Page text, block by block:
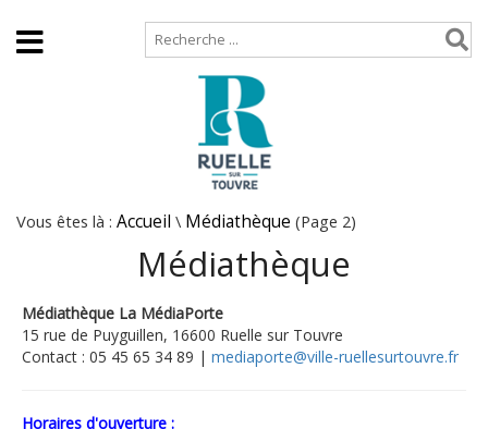
Vous êtes là : Accueil \ Médiathèque (Page 2)
Médiathèque
Médiathèque La MédiaPorte
15 rue de Puyguillen, 16600 Ruelle sur Touvre
Contact : 05 45 65 34 89 | mediaporte@ville-ruellesurtouvre.fr
Horaires d'ouverture :